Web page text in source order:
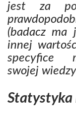
jest za
(badacz ma
innej
specyfice
swojej
Statystyka